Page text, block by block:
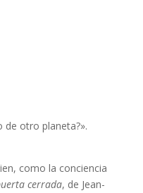
de otro planeta?».
como la conciencia
cerrada, de Jean-